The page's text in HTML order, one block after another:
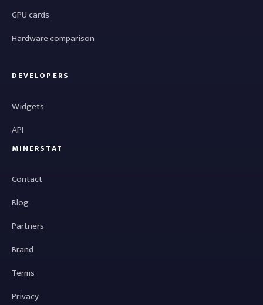
GPU cards
Hardware comparison
DEVELOPERS
Widgets
API
MINERSTAT
Contact
Blog
Partners
Brand
Terms
Privacy